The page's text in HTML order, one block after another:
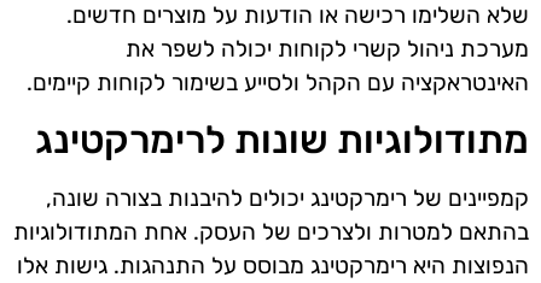
שלא השלימו רכישה או הודעות על מוצרים חדשים.
מערכת ניהול קשרי לקוחות יכולה לשפר את
האינטראקציה עם הקהל ולסייע בשימור לקוחות קיימים.
מתודולוגיות שונות לרימרקטינג
קמפיינים של רימרקטינג יכולים להיבנות בצורה שונה,
בהתאם למטרות ולצרכים של העסק. אחת המתודולוגיות
הנפוצות היא רימרקטינג מבוסס על התנהגות. גישות אלו